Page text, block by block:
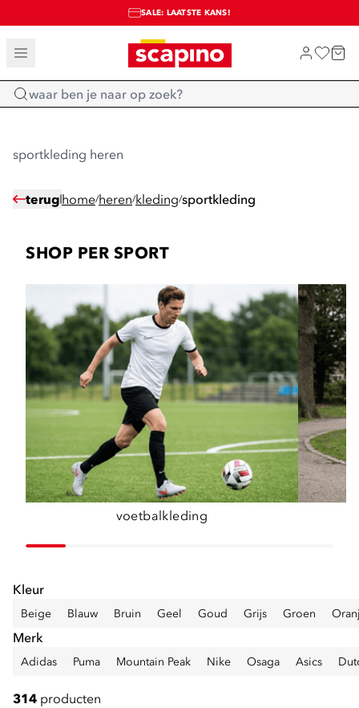
TOT 70% KORTING OP SALE
SALE: LAATSTE KANS!
SHOP NIEUW
Home
sportkleding heren
terug home/heren/kleding/sportkleding
SHOP PER SPORT
voetbalkleding
Kleur
Beige Blauw Bruin Geel Goud Grijs Groen
Merk
Adidas Puma Mountain Peak Nike Osaga Asics
314 producten